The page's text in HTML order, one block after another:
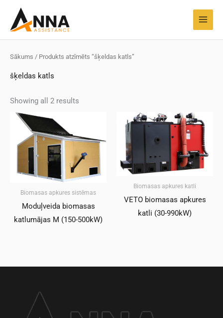
saturu
Sākums / Produkts atzīmēts “šķeldas katls”
šķeldas katls
Showing all 2 results
Biomasas apkures sistēmas
Moduļveida biomasas
katlumājas M (150-500kW)
Biomasas apkures katli
VETO biomasas apkures
katli (30-990kW)